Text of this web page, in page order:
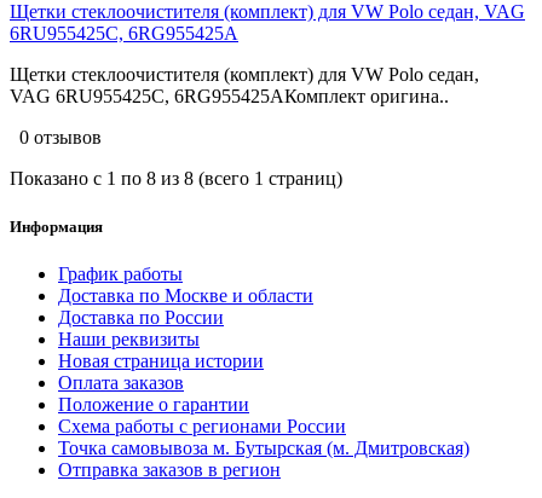
Щетки стеклоочистителя (комплект) для VW Polo седан, VAG
6RU955425C, 6RG955425A
Щетки стеклоочистителя (комплект) для VW Polo седан,
VAG 6RU955425C, 6RG955425AКомплект оригина..
0 отзывов
Показано с 1 по 8 из 8 (всего 1 страниц)
Информация
График работы
Доставка по Москве и области
Доставка по России
Наши реквизиты
Новая страница истории
Оплата заказов
Положение о гарантии
Схема работы с регионами России
Точка самовывоза м. Бутырская (м. Дмитровская)
Отправка заказов в регион